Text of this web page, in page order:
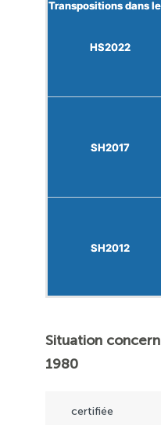
Transpositions dans
Transpositions dans
HS2022
HS2022
SH2017
SH2017
SH2012
SH2012
Situation
1980
certifiée